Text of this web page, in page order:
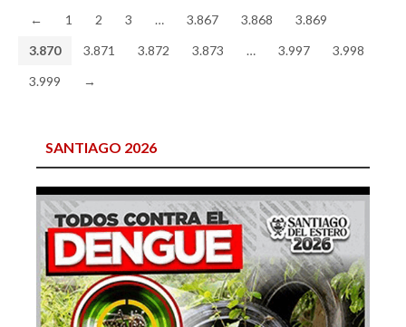
← 1 2 3 … 3.867 3.868
3.869
3.870
3.871 3.872 3.873 … 3.997
3.998
3.999
→
SANTIAGO 2026